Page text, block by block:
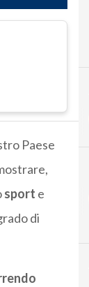
Paese
sport e
di